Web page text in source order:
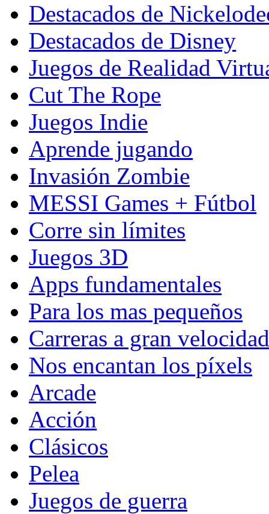
Destacados de
Destacados de Disney
Juegos de Realidad
Cut The Rope
Juegos Indie
Aprende jugando
Invasión Zombie
MESSI Games + Fútbol
Corre sin límites
Juegos 3D
Apps fundamentales
Para los mas pequeños
Carreras a gran velocidad
Nos encantan los píxels
Arcade
Acción
Clásicos
Pelea
Juegos de guerra